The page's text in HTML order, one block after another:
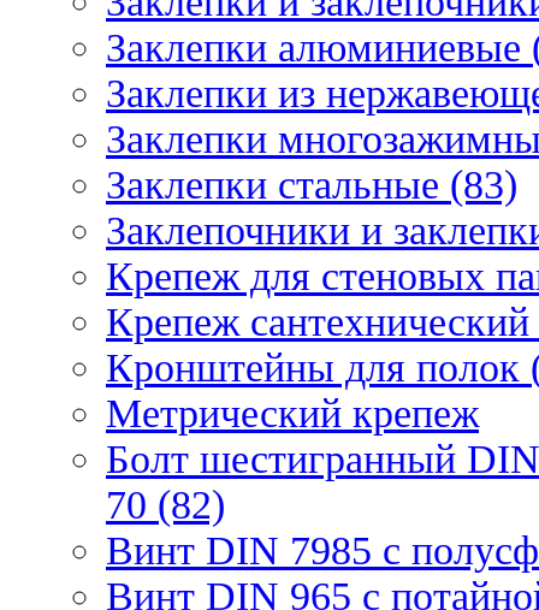
Заклепки алюминиевые
Заклепки из
Заклепки
Заклепки стальные (83)
Заклепочники и
Крепеж для стеновых
Крепеж
Кронштейны для полок
Метрический крепеж
Болт шестигранный
70 (82)
Винт DIN 7985 с
Винт DIN 965 с